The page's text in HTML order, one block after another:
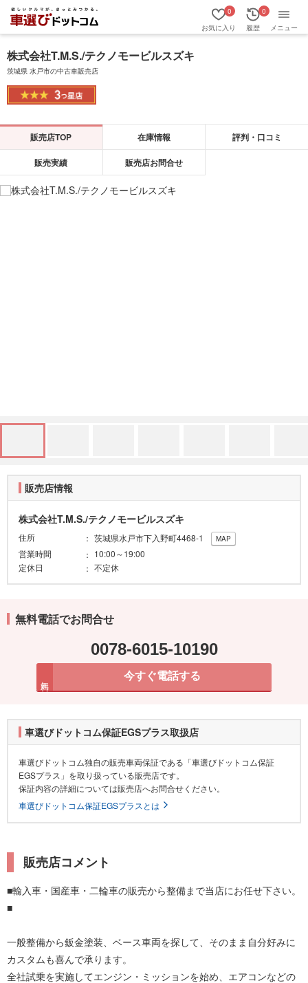
お気に入り
0
履歴
0
メニュー
株式会社T.M.S./テクノモービルスズキ
茨城県 水戸市の中古車販売店
販売店TOP 在庫情報 評判・口コミ
販売実績 販売店お問合せ
販売店情報
株式会社T.M.S./テクノモービルスズキ
住所 茨城県水戸市下入野町4468-1 MAP
営業時間
10:00～19:00
定休日
不定休
無料電話でお問合せ
0078-6015-10190
今すぐ電話する
車選びドットコム保証EGSプラス取扱店
車選びドットコム独自の販売車両保証である「車選びドットコム保証
EGSプラス」を取り扱っている販売店です。
保証内容の詳細については販売店へお問合せください。
車選びドットコム保証EGSプラスとは
販売店コメント
■輸入車・国産車・二輪車の販売から整備まで当店にお任せ下さい。
■
一般整備から鈑金塗装、ベース車両を探して、そのまま自分好みに
カスタムも喜んで承ります。
全社試乗を実施してエンジン・ミッションを始め、エアコンなどの